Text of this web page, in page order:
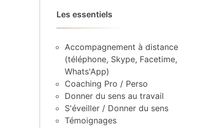
Les essentiels
Accompagnement à distance
(téléphone, Skype, Facetime,
Whats'App)
Coaching Pro / Perso
Donner du sens au travail
S'éveiller / Donner du sens
Témoignages